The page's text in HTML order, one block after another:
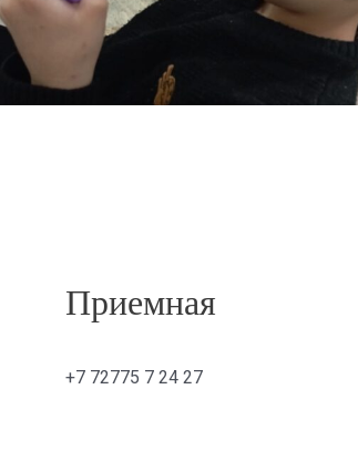
Приемная
+7 72775 7 24 27